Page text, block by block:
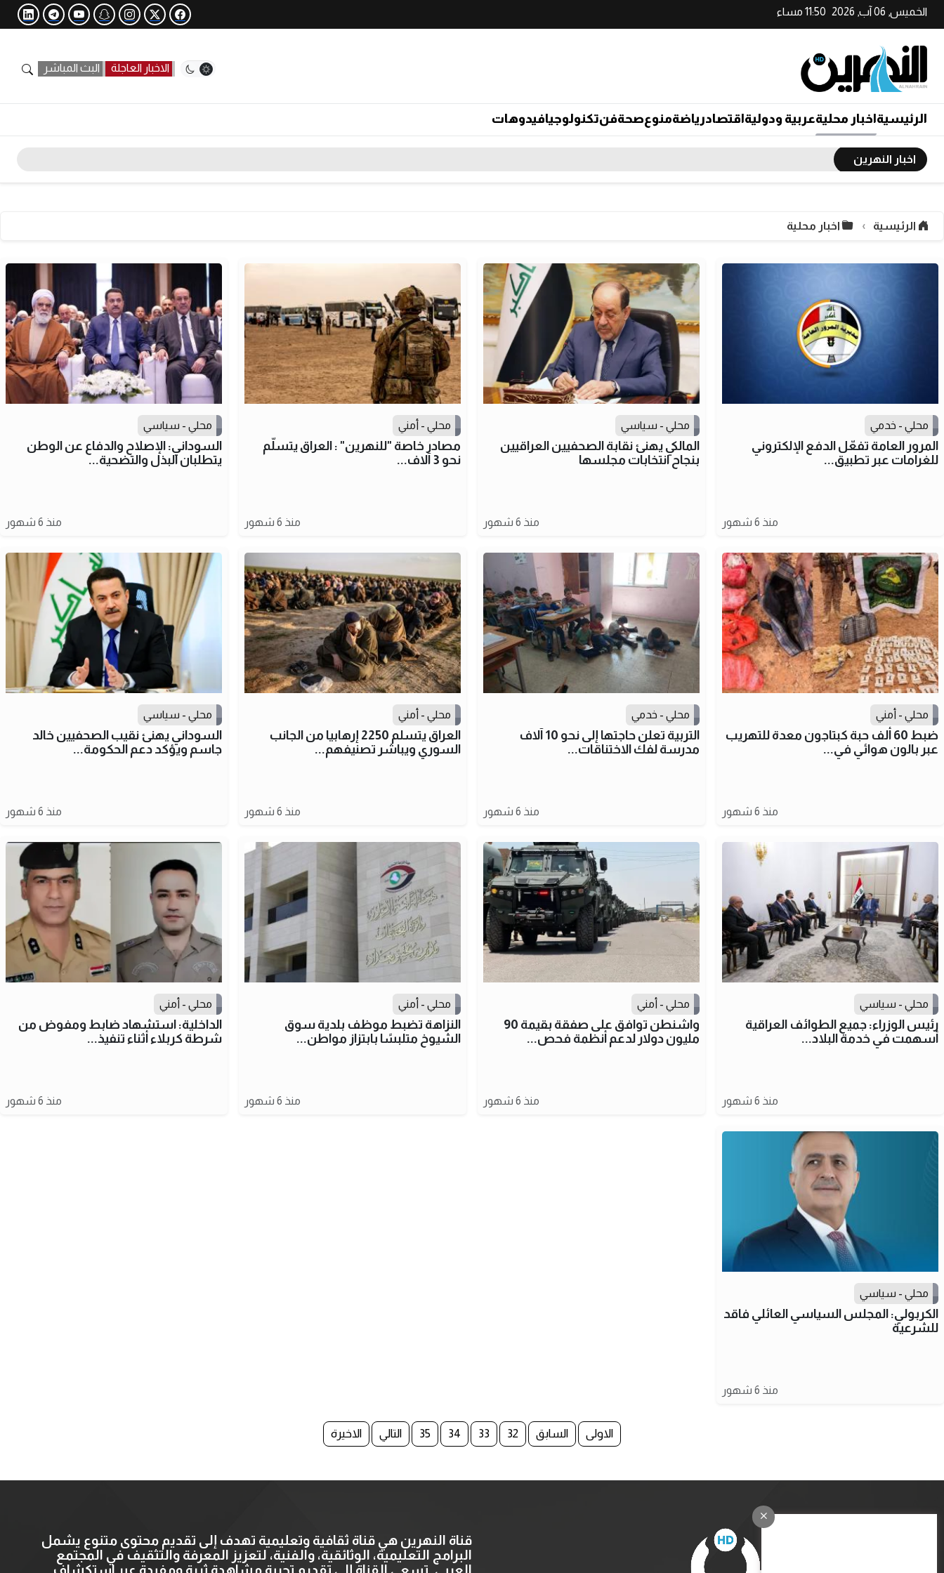
الخميس, 06 آب, 2026 11:50 مساء
الاخبار العاجلة البث المباشر
الرئيسيةاخبار محليةعربية ودوليةاقتصادرياضةمنوعصحةفنتكنولوجيافيدوهات
اخبار النهرين
الرئيسية اخبار محلية
محلي - خدمي
المرور العامة تفعّل الدفع الإلكتروني
للغرامات عبر تطبيق...
منذ 6 شهور
محلي - سياسي
المالكي يهنئ نقابة الصحفيين العراقيين
بنجاح انتخابات مجلسها
منذ 6 شهور
محلي - أمني
مصادر خاصة "للنهرين" : العراق يتسلّم
نحو 3 آلاف...
منذ 6 شهور
محلي - سياسي
السوداني: الإصلاح والدفاع عن الوطن
يتطلبان البذل والتضحية...
منذ 6 شهور
محلي - أمني
ضبط 60 ألف حبة كبتاجون معدة للتهريب
عبر بالون هوائي في...
منذ 6 شهور
محلي - خدمي
التربية تعلن حاجتها إلى نحو 10 آلاف
مدرسة لفك الاختناقات...
منذ 6 شهور
محلي - أمني
العراق يتسلم 2250 إرهابيا من الجانب
السوري ويباشر تصنيفهم...
منذ 6 شهور
محلي - سياسي
السوداني يهنئ نقيب الصحفيين خالد
جاسم ويؤكد دعم الحكومة...
منذ 6 شهور
محلي - سياسي
رئيس الوزراء: جميع الطوائف العراقية
أسهمت في خدمة البلاد...
منذ 6 شهور
محلي - أمني
واشنطن توافق على صفقة بقيمة 90
مليون دولار لدعم أنظمة فحص...
منذ 6 شهور
محلي - أمني
النزاهة تضبط موظف بلدية سوق
الشيوخ متلبسًا بابتزاز مواطن...
منذ 6 شهور
محلي - أمني
الداخلية: استشهاد ضابط ومفوض من
شرطة كربلاء أثناء تنفيذ...
منذ 6 شهور
محلي - سياسي
الكربولي: المجلس السياسي العائلي فاقد
للشرعية
منذ 6 شهور
الاولى السابق 32
33
34
35 التالي الاخيرة
قناة النهرين هي قناة ثقافية وتعليمية تهدف إلى تقديم محتوى متنوع يشمل
البرامج التعليمية، الوثائقية، والفنية، لتعزيز المعرفة والتثقيف في المجتمع
العربي. تسعى القناة إلى تقديم تجربة مشاهدة ثرية ومفيدة عبر استكشاف